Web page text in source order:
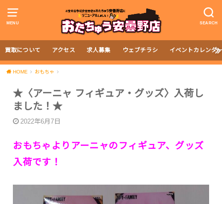
MENU SEARCH
買取について アクセス 求人募集 ウェブチラシ イベントカレンダ
HOME おもちゃ
★〈アーニャ フィギュア・グッズ〉入荷し
ました！★
2022年6月7日
おもちゃよりアーニャのフィギュア、グッズ
入荷です！